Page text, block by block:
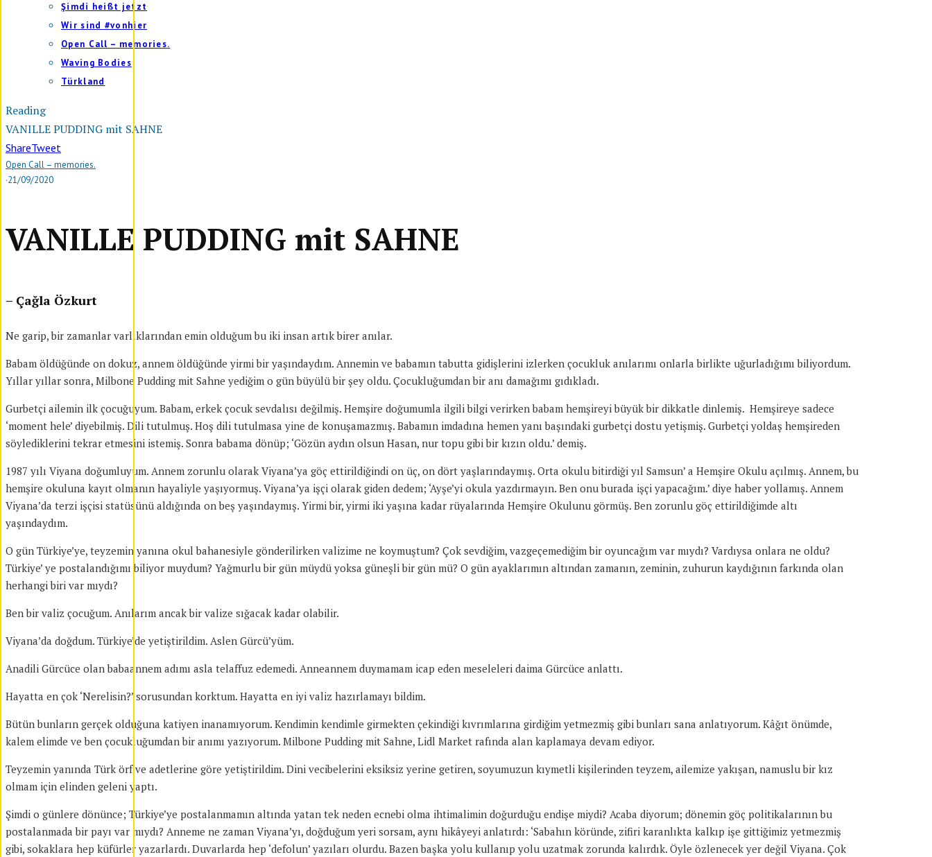
Şimdi heißt jetzt
Wir sind #vonhier
Open Call – memories.
Waving Bodies
Türkland
Reading
VANILLE PUDDING mit SAHNE
ShareTweet
Open Call – memories.
·21/09/2020
VANILLE PUDDING mit SAHNE
– Çağla Özkurt
Ne garip, bir zamanlar varlıklarından emin olduğum bu iki insan artık birer anılar.
Babam öldüğünde on dokuz, annem öldüğünde yirmi bir yaşındaydım. Annemin ve babamın tabutta gidişlerini izlerken çocukluk anılarımı onlarla birlikte uğurladığımı biliyordum.
Yıllar yıllar sonra, Milbone Pudding mit Sahne yediğim o gün büyülü bir şey oldu. Çocukluğumdan bir anı damağımı gıdıkladı.
Gurbetçi ailemin ilk çocuğuyum. Babam, erkek çocuk sevdalısı değilmiş. Hemşire doğumumla ilgili bilgi verirken babam hemşireyi büyük bir dikkatle dinlemiş. Hemşireye sadece
‘moment hele’ diyebilmiş. Dili tutulmuş. Hoş dili tutulmasa yine de konuşamazmış. Babamın imdadına hemen yanı başındaki gurbetçi dostu yetişmiş. Gurbetçi yoldaş hemşireden
söylediklerini tekrar etmesini istemiş. Sonra babama dönüp; ‘Gözün aydın olsun Hasan, nur topu gibi bir kızın oldu.’ demiş.
1987 yılı Viyana doğumluyum. Annem zorunlu olarak Viyana’ya göç ettirildiğindi on üç, on dört yaşlarındaymış. Orta okulu bitirdiği yıl Samsun’ a Hemşire Okulu açılmış. Annem, bu
hemşire okuluna kayıt olmanın hayaliyle yaşıyormuş. Viyana’ya işçi olarak giden dedem; ‘Ayşe’yi okula yazdırmayın. Ben onu burada işçi yapacağım.’ diye haber yollamış. Annem
Viyana’da terzi işçisi statüsünü aldığında on beş yaşındaymış. Yirmi bir, yirmi iki yaşına kadar rüyalarında Hemşire Okulunu görmüş. Ben zorunlu göç ettirildiğimde altı
yaşındaydım.
O gün Türkiye’ye, teyzemin yanına okul bahanesiyle gönderilirken valizime ne koymuştum? Çok sevdiğim, vazgeçemediğim bir oyuncağım var mıydı? Vardıysa onlara ne oldu?
Türkiye’ ye postalandığımı biliyor muydum? Yağmurlu bir gün müydü yoksa güneşli bir gün mü? O gün ayaklarımın altından zamanın, zeminin, zuhurun kaydığının farkında olan
herhangi biri var mıydı?
Ben bir valiz çocuğum. Anılarım ancak bir valize sığacak kadar olabilir.
Viyana’da doğdum. Türkiye’de yetiştirildim. Aslen Gürcü’yüm.
Anadili Gürcüce olan babaannem adımı asla telaffuz edemedi. Anneannem duymamam icap eden meseleleri daima Gürcüce anlattı.
Hayatta en çok ‘Nerelisin?’ sorusundan korktum. Hayatta en iyi valiz hazırlamayı bildim.
Bütün bunların gerçek olduğuna katiyen inanamıyorum. Kendimin kendimle girmekten çekindiği kıvrımlarına girdiğim yetmezmiş gibi bunları sana anlatıyorum. Kâğıt önümde,
kalem elimde ve ben çocukluğumdan bir anımı yazıyorum. Milbone Pudding mit Sahne, Lidl Market rafında alan kaplamaya devam ediyor.
Teyzemin yanında Türk örf ve adetlerine göre yetiştirildim. Dini vecibelerini eksiksiz yerine getiren, soyumuzun kıymetli kişilerinden teyzem, ailemize yakışan, namuslu bir kız
olmam için elinden geleni yaptı.
Şimdi o günlere dönünce; Türkiye’ye postalanmamın altında yatan tek neden ecnebi olma ihtimalimin doğurduğu endişe miydi? Acaba diyorum; dönemin göç politikalarının bu
postalanmada bir payı var mıydı? Anneme ne zaman Viyana’yı, doğduğum yeri sorsam, aynı hikâyeyi anlatırdı: ‘Sabahın köründe, zifiri karanlıkta kalkıp işe gittiğimiz yetmezmiş
gibi, sokaklara hep küfürler yazarlardı. Duvarlarda hep ‘defolun’ yazıları olurdu. Bazen başka yolu kullanıp yolu uzatmak zorunda kalırdık. Öyle özlenecek yer değil Viyana. Çok